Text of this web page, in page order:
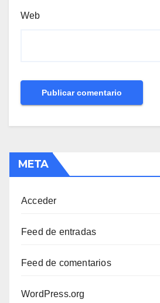
Web
META
Acceder
Feed de entradas
Feed de comentarios
WordPress.org